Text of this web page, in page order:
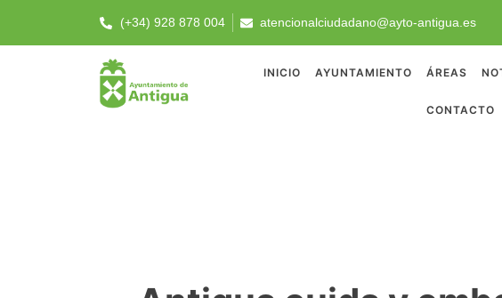
(+34) 928 878 004 atencionalciudadano@ayto-antigua.es
INICIO AYUNTAMIENTO ÁREAS
CONTACTO